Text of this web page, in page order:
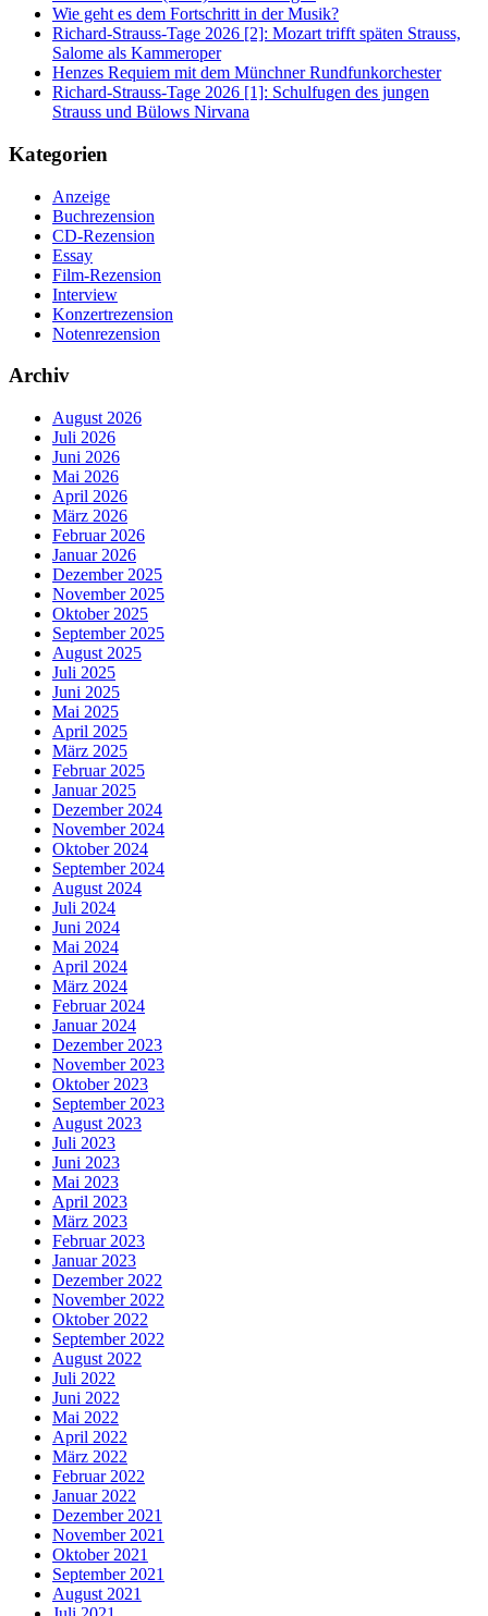
Wie geht es dem Fortschritt in der Musik?
Richard-Strauss-Tage 2026 [2]: Mozart trifft späten Strauss,
Salome als Kammeroper
Henzes Requiem mit dem Münchner Rundfunkorchester
Richard-Strauss-Tage 2026 [1]: Schulfugen des jungen
Strauss und Bülows Nirvana
Kategorien
Anzeige
Buchrezension
CD-Rezension
Essay
Film-Rezension
Interview
Konzertrezension
Notenrezension
Archiv
August 2026
Juli 2026
Juni 2026
Mai 2026
April 2026
März 2026
Februar 2026
Januar 2026
Dezember 2025
November 2025
Oktober 2025
September 2025
August 2025
Juli 2025
Juni 2025
Mai 2025
April 2025
März 2025
Februar 2025
Januar 2025
Dezember 2024
November 2024
Oktober 2024
September 2024
August 2024
Juli 2024
Juni 2024
Mai 2024
April 2024
März 2024
Februar 2024
Januar 2024
Dezember 2023
November 2023
Oktober 2023
September 2023
August 2023
Juli 2023
Juni 2023
Mai 2023
April 2023
März 2023
Februar 2023
Januar 2023
Dezember 2022
November 2022
Oktober 2022
September 2022
August 2022
Juli 2022
Juni 2022
Mai 2022
April 2022
März 2022
Februar 2022
Januar 2022
Dezember 2021
November 2021
Oktober 2021
September 2021
August 2021